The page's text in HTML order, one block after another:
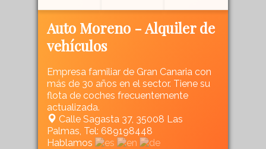
Auto Moreno - Alquiler de
vehículos
Empresa familiar de Gran Canaria con
más de 30 años en el sector. Tiene su
flota de coches frecuentemente
actualizada.
Calle Sagasta 37, 35008 Las
Palmas, Tel: 689198448
Hablamos